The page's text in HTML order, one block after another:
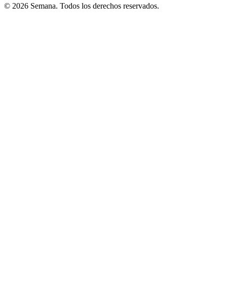
© 2026 Semana. Todos los derechos reservados.